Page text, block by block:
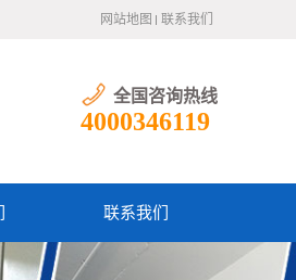
网站地图 联系我们
全国咨询热线
4000346119
联系我们